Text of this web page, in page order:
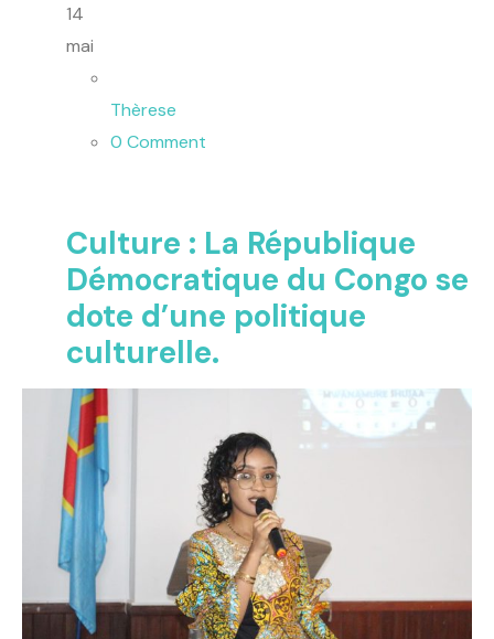
14
mai
Thèrese
0 Comment
Culture : La République
Démocratique du Congo se
dote d’une politique
culturelle.